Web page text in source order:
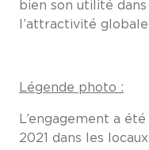
bien son utilité
l’attractivité
Légende photo :
L’engagement a
2021 dans les